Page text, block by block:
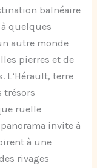
balnéaire
quelques
autre monde
pierres et de
L’Hérault, terre
trésors
ruelle
invite à
à une
rivages